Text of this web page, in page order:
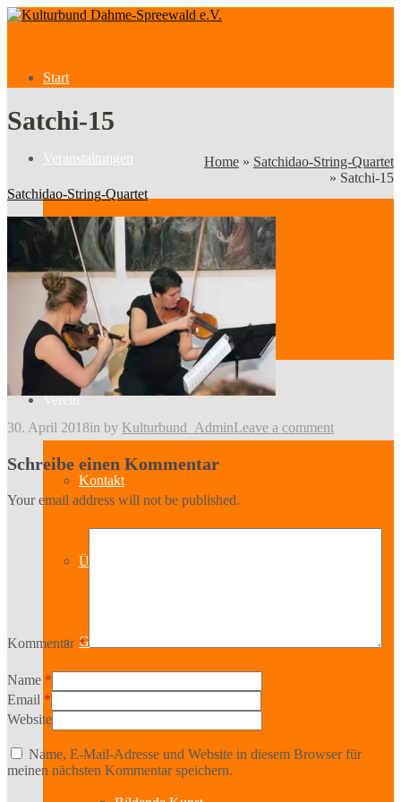
Start
Veranstaltungen
Veranstaltungen
Kategorien
Verein
Kontakt
Über uns
Geschichte
Satchi-15
Home » Satchidao-String-Quartet
» Satchi-15
Satchidao-String-Quartet
30. April 2018in by Kulturbund_AdminLeave a comment
Schreibe einen Kommentar
Your email address will not be published.
Kommentar *
Name *
Email *
Website
Name, E-Mail-Adresse und Website in diesem Browser für
meinen nächsten Kommentar speichern.